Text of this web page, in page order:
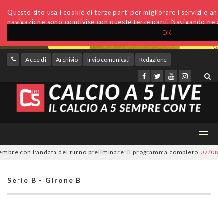
OK
Questo sito usa i cookie di terze parti per migliorare i servizi e
navigazione sono condivise con queste terze parti. Navigando
Accedi Archivio Invio comunicati Redazione
con l'andata del turno preliminare: il programma completo 07/08/
Serie B - Girone B